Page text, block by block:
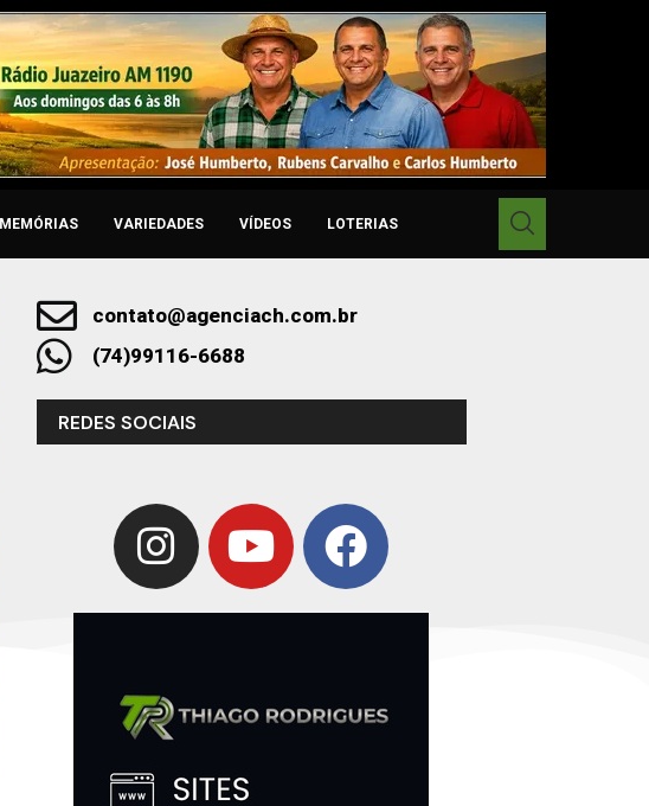
MEMÓRIAS VARIEDADES VÍDEOS LOTERIAS
contato@agenciach.com.br
(74)99116-6688
REDES SOCIAIS